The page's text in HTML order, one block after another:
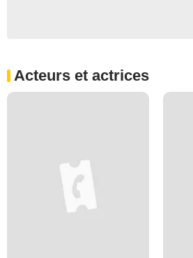
Acteurs et actrices